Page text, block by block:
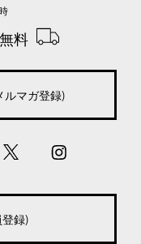
料
マガ登録)
録)